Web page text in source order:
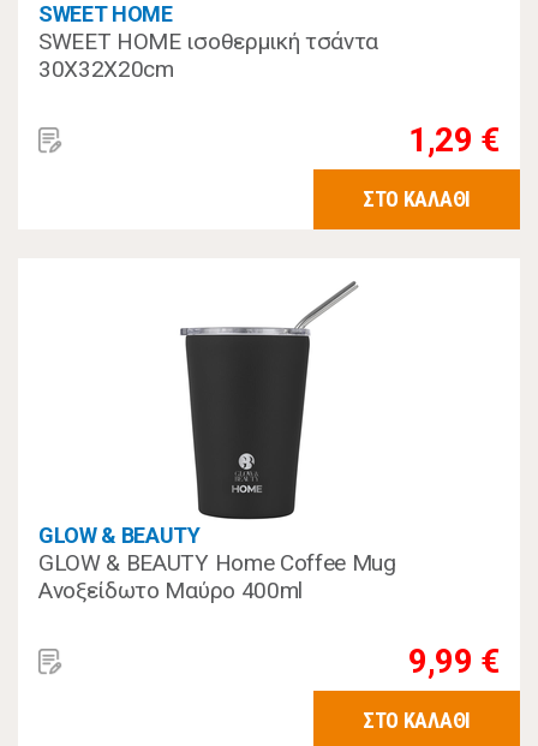
SWEET HOME
SWEET HOME ισοθερμική τσάντα
30Χ32Χ20cm
1,29 €
ΣΤΟ ΚΑΛΑΘΙ
GLOW & BEAUTY
GLOW & BEAUTY Home Coffee Mug
Ανοξείδωτο Μαύρο 400ml
9,99 €
ΣΤΟ ΚΑΛΑΘΙ